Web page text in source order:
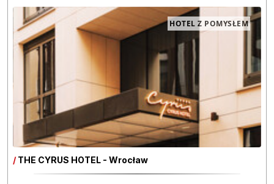
HOTEL Z POMYSŁEM
/ THE CYRUS HOTEL - Wrocław